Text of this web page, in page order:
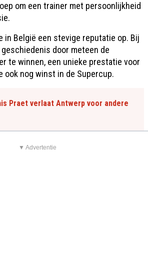
om een trainer met persoonlijkheid
in België een stevige reputatie op. Bij
door meteen de
te winnen, een unieke prestatie voor
ook nog winst in de Supercup.
Praet verlaat Antwerp voor andere
▼ Advertentie